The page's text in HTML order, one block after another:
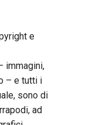
e
immagini,
– e tutti i
sono di
ad